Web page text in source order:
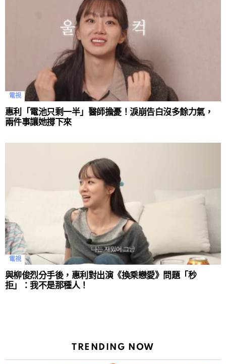
電視
惠利「電池只剩一半」醫師擔憂！淚崩告白沒多餘力氣，
兩件事讓她撐下來
電視
與柳俊烈分手後，惠利對出演《換乘戀愛》問題「秒
拒」：我不是那種人！
TRENDING NOW